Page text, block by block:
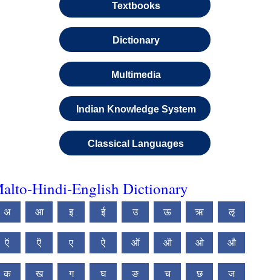
Textbooks
Dictionary
Multimedia
Indian Knowledge System
Classical Languages
Hindi-English Dictionary
अ आ इ ई उ ऊ ऋ ऌ
ऍ ऎ ए ऐ ऑ ऒ ओ औ
क ख ग घ ङ च छ ज